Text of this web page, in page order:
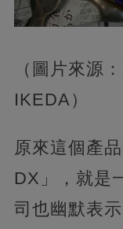
（圖片來源
IKEDA）
原來這個產
DX」，就是
司也幽默表